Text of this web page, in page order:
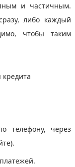
и частичным.
либо каждый
чтобы таким
телефону, через